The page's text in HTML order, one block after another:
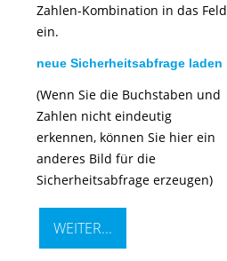
Zahlen-Kombination in das Feld
ein.
neue Sicherheitsabfrage laden
(Wenn Sie die Buchstaben und
Zahlen nicht eindeutig
erkennen, können Sie hier ein
anderes Bild für die
Sicherheitsabfrage erzeugen)